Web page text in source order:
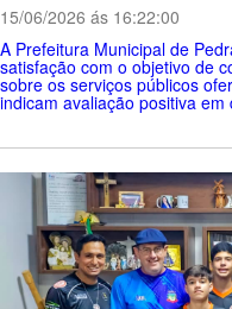
15/06/2026 ás 16:22:00
A Prefeitura Municipal de
satisfação com o objetivo de
sobre os serviços públicos
indicam avaliação positiva